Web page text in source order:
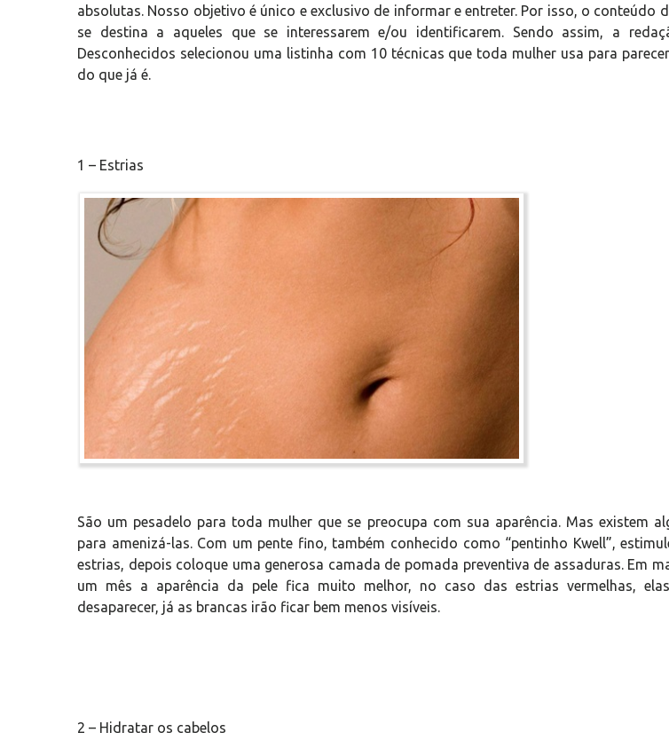
absolutas. Nosso objetivo é único e exclusivo de informar e entreter. Por isso, o conteúdo
se destina a aqueles que se interessarem e/ou identificarem. Sendo assim, a
Desconhecidos selecionou uma listinha com 10 técnicas que toda mulher usa para
do que já é.
1 – Estrias
São um pesadelo para toda mulher que se preocupa com sua aparência. Mas existem
para amenizá-las. Com um pente fino, também conhecido como “pentinho Kwell”,
estrias, depois coloque uma generosa camada de pomada preventiva de assaduras. Em
um mês a aparência da pele fica muito melhor, no caso das estrias vermelhas,
desaparecer, já as brancas irão ficar bem menos visíveis.
2 – Hidratar os cabelos